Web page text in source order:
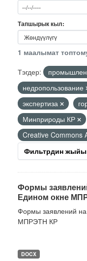
Тапшырык кыл
1 маалымат
Тэгдер:
недропользование
экспертиза
Минприроды КР
Creative Commons
Фильтрдин
Формы
Едином окне
Формы заявлений на
МПРЭТН КР
DOCX